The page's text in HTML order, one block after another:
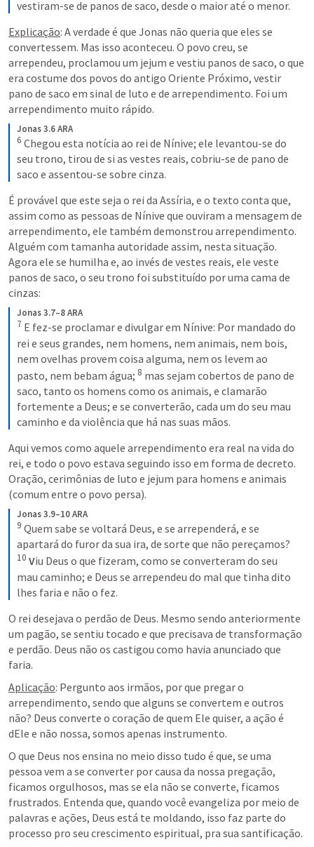
vestiram-se de panos de saco, desde o maior até o menor.
Explicação: A verdade é que Jonas não queria que eles se
convertessem. Mas isso aconteceu. O povo creu, se
arrependeu, proclamou um jejum e vestiu panos de saco, o que
era costume dos povos do antigo Oriente Próximo, vestir
pano de saco em sinal de luto e de arrependimento. Foi um
arrependimento muito rápido.
Jonas 3.6 ARA
6 Chegou esta notícia ao rei de Nínive; ele levantou-se do
seu trono, tirou de si as vestes reais, cobriu-se de pano de
saco e assentou-se sobre cinza.
É provável que este seja o rei da Assíria, e o texto conta que,
assim como as pessoas de Nínive que ouviram a mensagem de
arrependimento, ele também demonstrou arrependimento.
Alguém com tamanha autoridade assim, nesta situação.
Agora ele se humilha e, ao invés de vestes reais, ele veste
panos de saco, o seu trono foi substituído por uma cama de
cinzas:
Jonas 3.7–8 ARA
7 E fez-se proclamar e divulgar em Nínive: Por mandado do
rei e seus grandes, nem homens, nem animais, nem bois,
nem ovelhas provem coisa alguma, nem os levem ao
pasto, nem bebam água; 8 mas sejam cobertos de pano de
saco, tanto os homens como os animais, e clamarão
fortemente a Deus; e se converterão, cada um do seu mau
caminho e da violência que há nas suas mãos.
Aqui vemos como aquele arrependimento era real na vida do
rei, e todo o povo estava seguindo isso em forma de decreto.
Oração, cerimônias de luto e jejum para homens e animais
(comum entre o povo persa).
Jonas 3.9–10 ARA
9 Quem sabe se voltará Deus, e se arrependerá, e se
10 Viu Deus o que fizeram, como se converteram do seu
mau caminho; e Deus se arrependeu do mal que tinha dito
lhes faria e não o fez.
O rei desejava o perdão de Deus. Mesmo sendo anteriormente
um pagão, se sentiu tocado e que precisava de transformação
e perdão. Deus não os castigou como havia anunciado que
faria.
Aplicação: Pergunto aos irmãos, por que pregar o
arrependimento, sendo que alguns se convertem e outros
não? Deus converte o coração de quem Ele quiser, a ação é
dEle e não nossa, somos apenas instrumento.
O que Deus nos ensina no meio disso tudo é que, se uma
pessoa vem a se converter por causa da nossa pregação,
ficamos orgulhosos, mas se ela não se converte, ficamos
frustrados. Entenda que, quando você evangeliza por meio de
palavras e ações, Deus está te moldando, isso faz parte do
processo pro seu crescimento espiritual, pra sua santificação.